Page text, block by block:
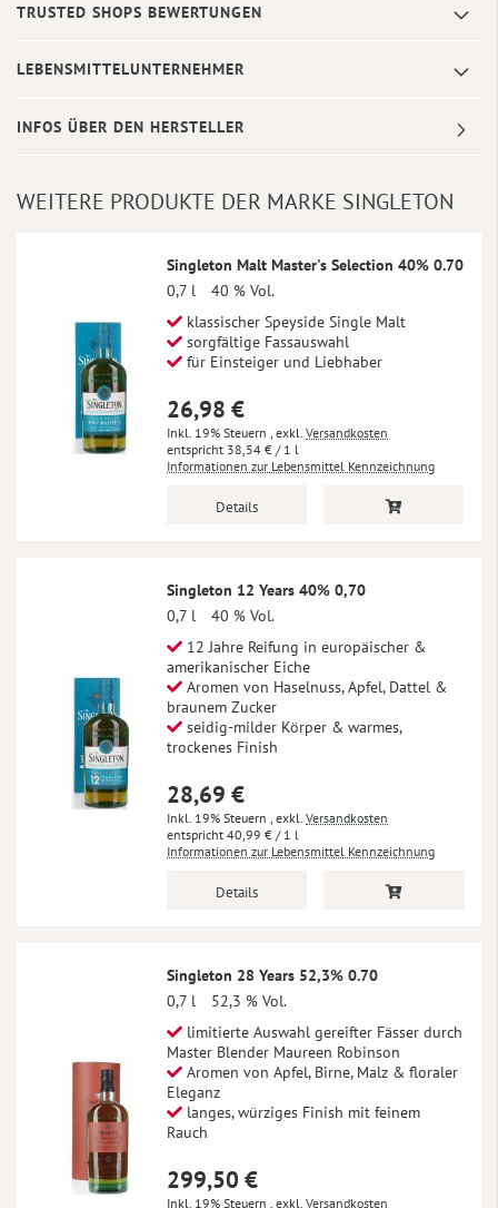
TRUSTED SHOPS BEWERTUNGEN
LEBENSMITTELUNTERNEHMER
INFOS ÜBER DEN HERSTELLER
WEITERE PRODUKTE DER MARKE SINGLETON
Singleton Malt Master's Selection 40% 0.70
0,7 l
40 % Vol.
klassischer Speyside Single Malt
sorgfältige Fassauswahl
für Einsteiger und Liebhaber
26,98 €
Inkl. 19% Steuern , exkl. Versandkosten
38,54 € / 1 l
Informationen zur Lebensmittel Kennzeichnung
Details
Singleton 12 Years 40% 0,70
0,7 l
40 % Vol.
12 Jahre Reifung in europäischer &
amerikanischer Eiche
Aromen von Haselnuss, Apfel, Dattel &
braunem Zucker
seidig-milder Körper & warmes,
trockenes Finish
28,69 €
Inkl. 19% Steuern , exkl. Versandkosten
40,99 € / 1 l
Informationen zur Lebensmittel Kennzeichnung
Details
Singleton 28 Years 52,3% 0.70
0,7 l
52,3 % Vol.
limitierte Auswahl gereifter Fässer durch
Master Blender Maureen Robinson
Aromen von Apfel, Birne, Malz & floraler
Eleganz
langes, würziges Finish mit feinem
Rauch
299,50 €
Inkl. 19% Steuern , exkl. Versandkosten